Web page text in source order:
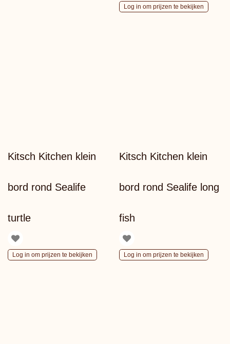
Log in om prijzen te bekijken
Kitsch Kitchen klein
bord rond Sealife
turtle
Log in om prijzen te bekijken
Kitsch Kitchen klein
bord rond Sealife long
fish
Log in om prijzen te bekijken